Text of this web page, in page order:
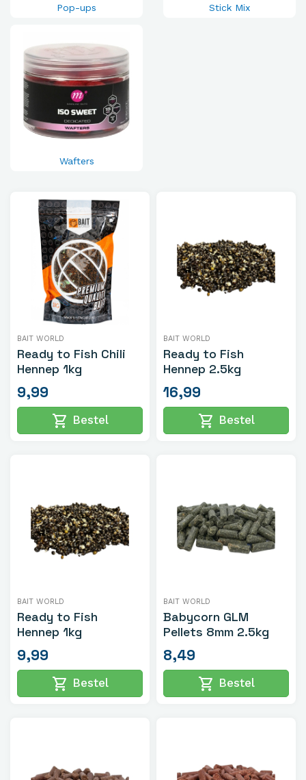
Pop-ups Stick Mix
Wafters
BAIT WORLD
Ready to Fish Chili
Hennep 1kg
9,99
shopping_cart Bestel
BAIT WORLD
Ready to Fish
Hennep 2.5kg
16,99
shopping_cart Bestel
BAIT WORLD
Ready to Fish
Hennep 1kg
9,99
shopping_cart Bestel
BAIT WORLD
Babycorn GLM
Pellets 8mm 2.5kg
8,49
shopping_cart Bestel